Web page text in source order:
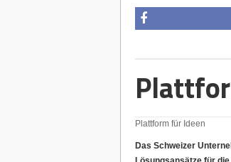
Plattform für Ideen
Das Schweizer